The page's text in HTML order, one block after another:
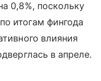
0,8%, поскольку
итогам фингода
влияния
в апреле.